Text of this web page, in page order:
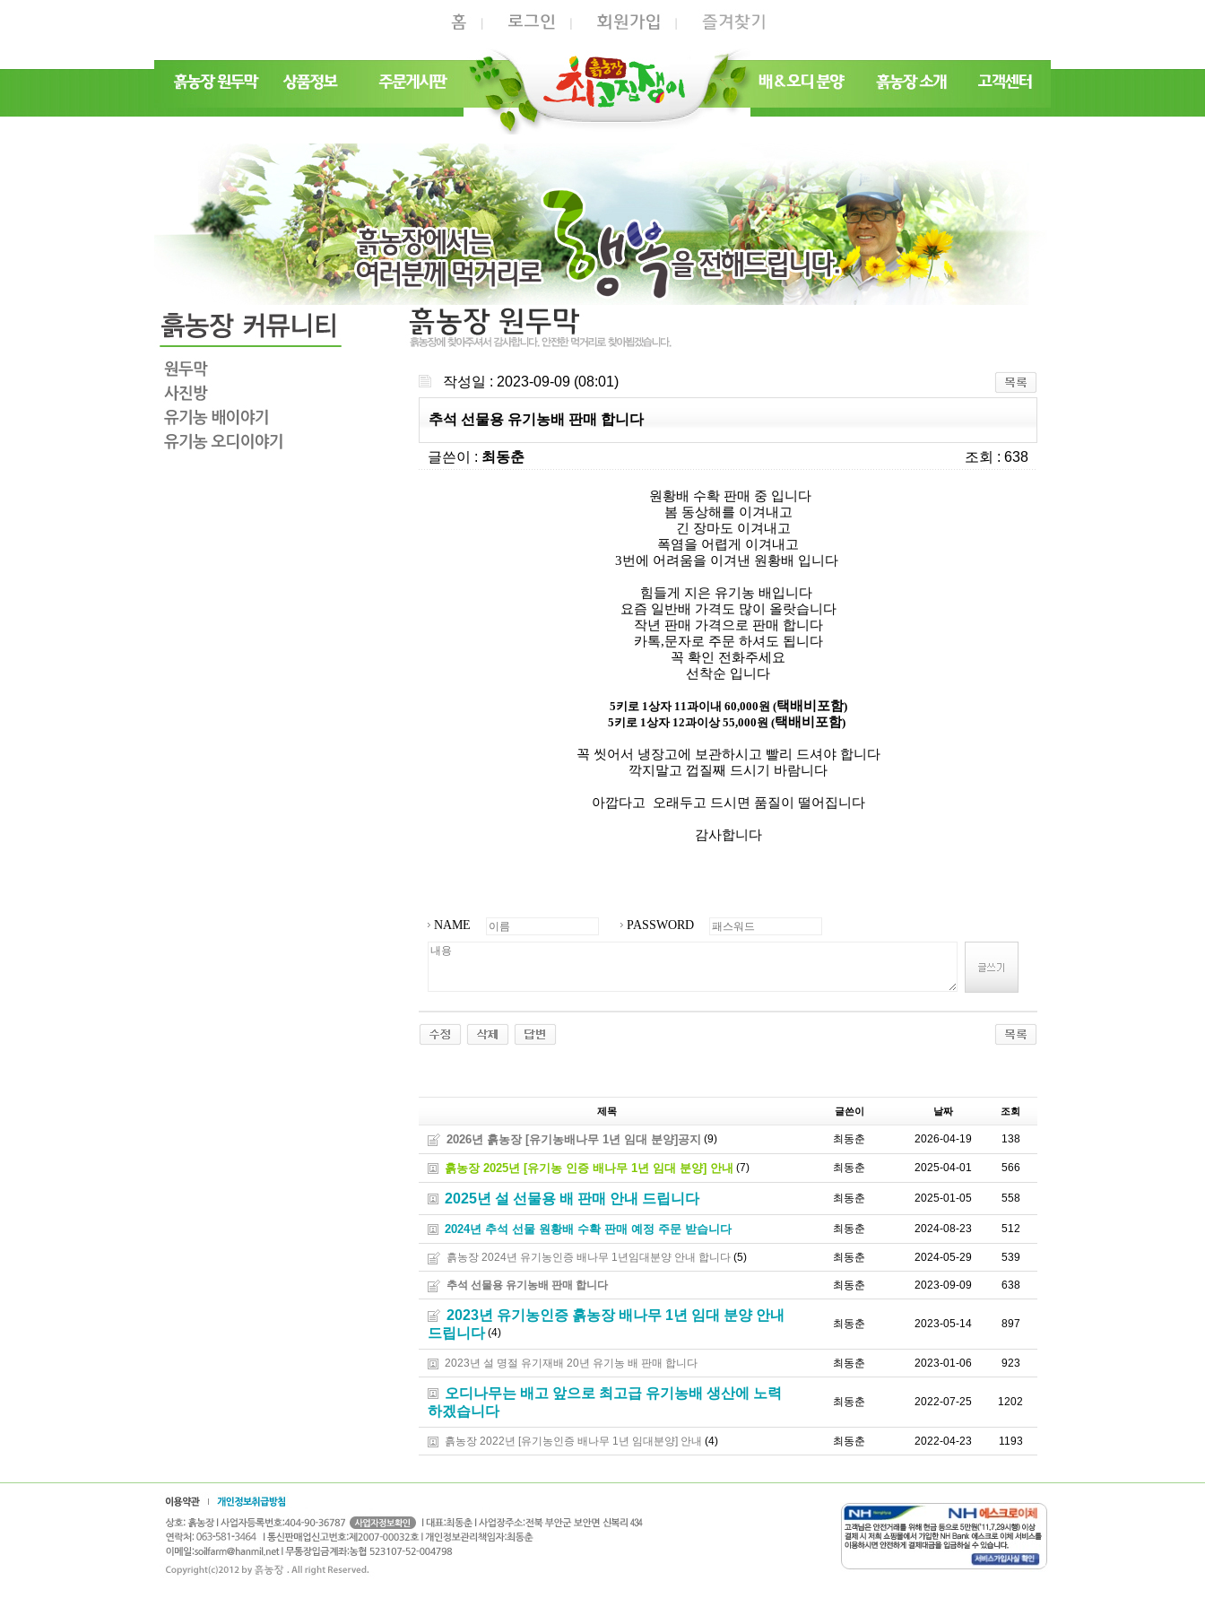
작성일 : 2023-09-09 (08:01)
추석 선물용 유기농배 판매 합니다
글쓴이 : 최동춘 조회 : 638
원황배 수확 판매 중 입니다
봄 동상해를 이겨내고
긴 장마도 이겨내고
폭염을 어렵게 이겨내고
3번에 어려움을 이겨낸 원황배 입니다
힘들게 지은 유기농 배입니다
요즘 일반배 가격도 많이 올랏습니다
작년 판매 가격으로 판매 합니다
카톡,문자로 주문 하셔도 됩니다
꼭 확인 전화주세요
선착순 입니다
5키로 1상자 11과이내 60,000원 (택배비포함)
5키로 1상자 12과이상55,000원 (택배비포함)
꼭 씻어서 냉장고에 보관하시고 빨리 드셔야 합니다
깍지말고 껍질째 드시기 바람니다
아깝다고 오래두고 드시면 품질이 떨어집니다
감사합니다
NAME PASSWORD
제목 글쓴이 날짜 조회
2026년 흙농장 [유기농배나무 1년 임대 분양]공지 (9) 최동춘 2026-04-19 138
흙농장 2025년 [유기농 인증 배나무 1년 임대 분양] 안내 (7) 최동춘 2025-04-01 566
2025년 설 선물용 배 판매 안내 드립니다 최동춘 2025-01-05 558
2024년 추석 선물 원황배 수확 판매 예정 주문 받습니다 최동춘 2024-08-23 512
흙농장 2024년 유기농인증 배나무 1년임대분양 안내 합니다 (5) 최동춘 2024-05-29 539
추석 선물용 유기농배 판매 합니다 최동춘 2023-09-09 638
2023년 유기농인증 흙농장 배나무 1년 임대 분양 안내
드립니다(4)
최동춘 2023-05-14 897
2023년 설 명절 유기재배 20년 유기농 배 판매 합니다 최동춘 2023-01-06 923
오디나무는 배고 앞으로 최고급 유기농배 생산에 노력
하겠습니다
최동춘 2022-07-25 1202
흙농장 2022년 [유기농인증 배나무 1년 임대분양] 안내 (4) 최동춘 2022-04-23 1193